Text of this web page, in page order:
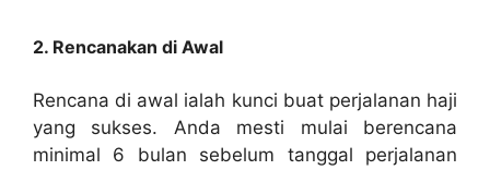
2. Rencanakan di Awal
Rencana di awal ialah kunci buat perjalanan haji
yang sukses. Anda mesti mulai berencana
minimal 6 bulan sebelum tanggal perjalanan